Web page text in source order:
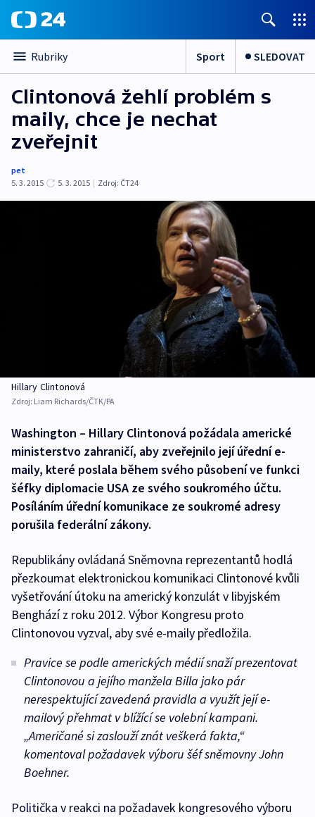
Rubriky Sport SLEDOVAT
Clintonová žehlí problém s
maily, chce je nechat
zveřejnit
pet
5. 3. 2015
5. 3. 2015 | Zdroj: ČT24
Hillary Clintonová
Zdroj: Liam Richards/ČTK/PA
Washington – Hillary Clintonová požádala americké
ministerstvo zahraničí, aby zveřejnilo její úřední e-
maily, které poslala během svého působení ve funkci
šéfky diplomacie USA ze svého soukromého účtu.
Posíláním úřední komunikace ze soukromé adresy
porušila federální zákony.
Republikány ovládaná Sněmovna reprezentantů hodlá
přezkoumat elektronickou komunikaci Clintonové kvůli
vyšetřování útoku na americký konzulát v libyjském
Benghází z roku 2012. Výbor Kongresu proto
Clintonovou vyzval, aby své e-maily předložila.
Pravice se podle amerických médií snaží prezentovat
Clintonovou a jejího manžela Billa jako pár
nerespektující zavedená pravidla a využít její e-
mailový přehmat v blížící se volební kampani.
„Američané si zaslouží znát veškerá fakta,“
komentoval požadavek výboru šéf sněmovny John
Boehner.
Politička v reakci na požadavek kongresového výboru